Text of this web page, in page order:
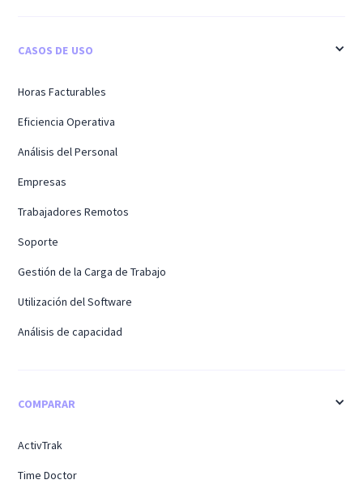
CASOS DE USO
Horas Facturables
Eficiencia Operativa
Análisis del Personal
Empresas
Trabajadores Remotos
Soporte
Gestión de la Carga de Trabajo
Utilización del Software
Análisis de capacidad
COMPARAR
ActivTrak
Time Doctor